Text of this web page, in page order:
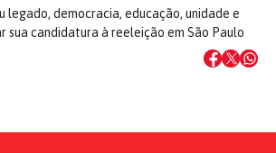
legado, democracia, educação, unidade e
sua candidatura à reeleição em São Paulo